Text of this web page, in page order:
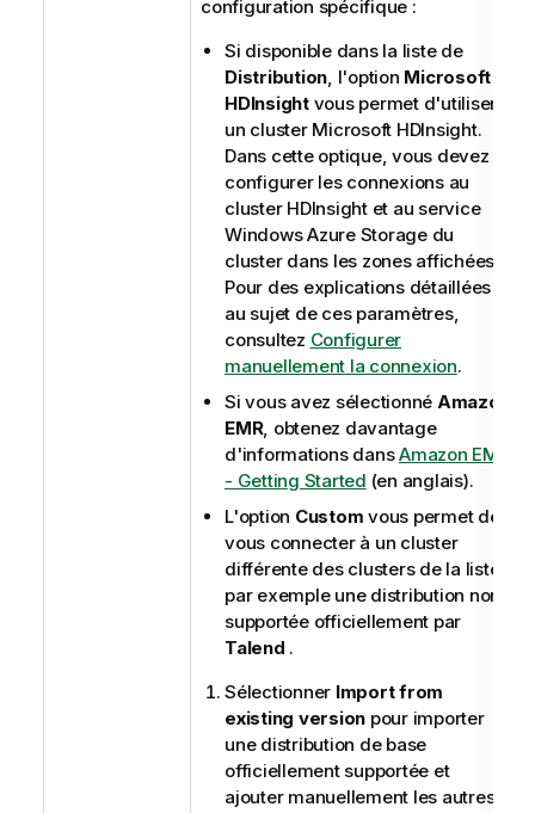
configuration spécifique :
Si disponible dans la liste de
Distribution, l'option Microsoft
HDInsightvous permet d'utiliser
un cluster Microsoft HDInsight.
Dans cette optique, vous devez
configurer les connexions au
cluster HDInsight et au service
Windows Azure Storage du
cluster dans les zones affichées.
Pour des explications détaillées
au sujet de ces paramètres,
consultez Configurer
manuellement la connexion.
Si vous avez sélectionné Amazon
EMR, obtenez davantage
d'informations dansAmazon EMR
- Getting Started (en anglais).
L'option Custom vous permet de
vous connecter à un cluster
différente des clusters de la liste,
par exemple une distribution non
supportée officiellement par
Talend .
Sélectionner Import from
existing version pour importer
une distribution de base
officiellement supportée et
ajouter manuellement les autres